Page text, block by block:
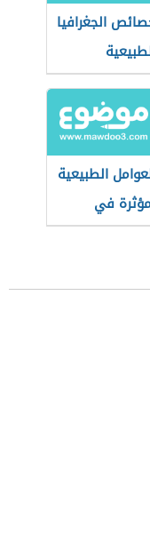
الجغرافيا
الطبيعية
في